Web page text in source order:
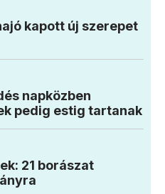
kapott új szerepet
napközben
pedig estig tartanak
21 borászat